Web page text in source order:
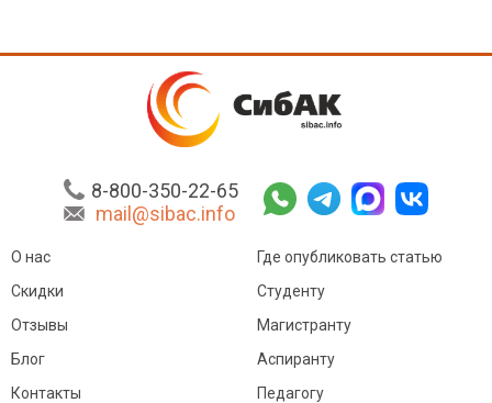
8-800-350-22-65
mail@sibac.info
О нас
Скидки
Отзывы
Блог
Контакты
Где опубликовать статью
Студенту
Магистранту
Аспиранту
Педагогу